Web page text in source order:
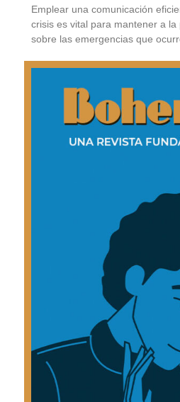
Emplear una comunicación
crisis es vital para mantener a
sobre las emergencias que